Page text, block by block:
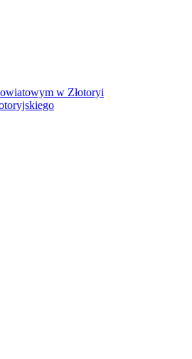
w Złotoryi